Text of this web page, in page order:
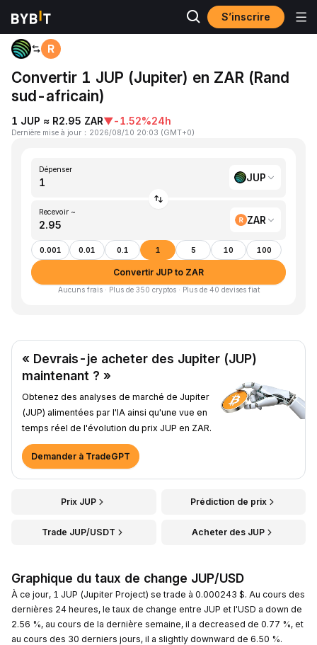
S’inscrire
Accueil
Convertir 1 JUP (Jupiter) en ZAR (Rand
sud-africain)
1 JUP ≈ R2.95 ZAR▼-1.52%24h
Dernière mise à jour ： 2026/08/10 20:03 (GMT+0)
Dépenser
JUP
Recevoir ~
ZAR
0.001 0.01 0.1 1 5 10 100
Convertir JUP to ZAR
Aucuns frais · Plus de 350 cryptos · Plus de 40 devises fiat
« Devrais-je acheter des Jupiter (JUP)
maintenant ? »
Obtenez des analyses de marché de Jupiter
(JUP) alimentées par l'IA ainsi qu'une vue en
temps réel de l'évolution du prix JUP en ZAR.
Demander à TradeGPT
Prix JUP Prédiction de prix
Trade JUP/USDT Acheter des JUP
Graphique du taux de change JUP/USD
À ce jour, 1 JUP (Jupiter Project) se trade à 0.000243 $. Au cours des
dernières 24 heures, le taux de change entre JUP et l'USD a down de
2.56 %, au cours de la dernière semaine, il a decreased de 0.77 %, et
au cours des 30 derniers jours, il a slightly downward de 6.50 %.